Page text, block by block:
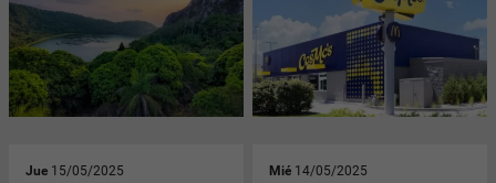
Jue 15/05/2025 Mié 14/05/2025